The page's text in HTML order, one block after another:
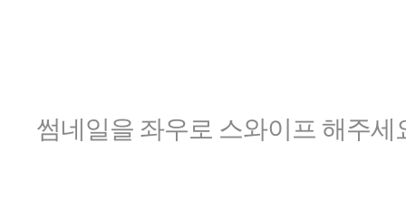
썸네일을 좌우로 스와이프 해주세